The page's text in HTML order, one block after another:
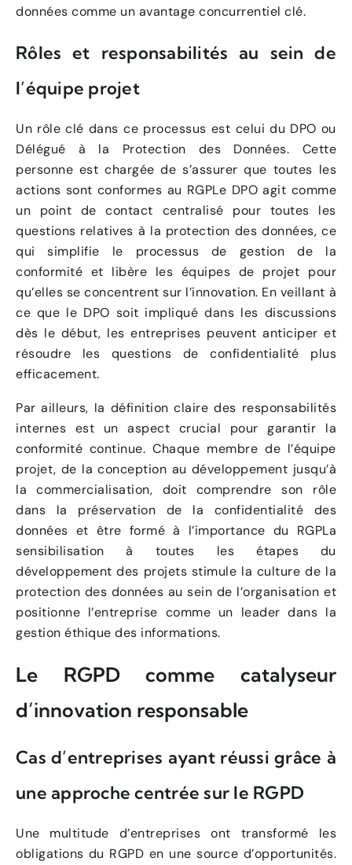
données comme un avantage concurrentiel clé.
Rôles et responsabilités au sein de
l’équipe projet
Un rôle clé dans ce processus est celui du DPO ou
Délégué à la Protection des Données. Cette
personne est chargée de s’assurer que toutes les
actions sont conformes au RGPLe DPO agit comme
un point de contact centralisé pour toutes les
questions relatives à la protection des données, ce
qui simplifie le processus de gestion de la
conformité et libère les équipes de projet pour
qu’elles se concentrent sur l’innovation. En veillant à
ce que le DPO soit impliqué dans les discussions
dès le début, les entreprises peuvent anticiper et
résoudre les questions de confidentialité plus
efficacement.
Par ailleurs, la définition claire des responsabilités
internes est un aspect crucial pour garantir la
conformité continue. Chaque membre de l’équipe
projet, de la conception au développement jusqu’à
la commercialisation, doit comprendre son rôle
dans la préservation de la confidentialité des
données et être formé à l’importance du RGPLa
sensibilisation à toutes les étapes du
développement des projets stimule la culture de la
protection des données au sein de l’organisation et
positionne l’entreprise comme un leader dans la
gestion éthique des informations.
Le RGPD comme catalyseur
d’innovation responsable
Cas d’entreprises ayant réussi grâce à
une approche centrée sur le RGPD
Une multitude d’entreprises ont transformé les
obligations du RGPD en une source d’opportunités.